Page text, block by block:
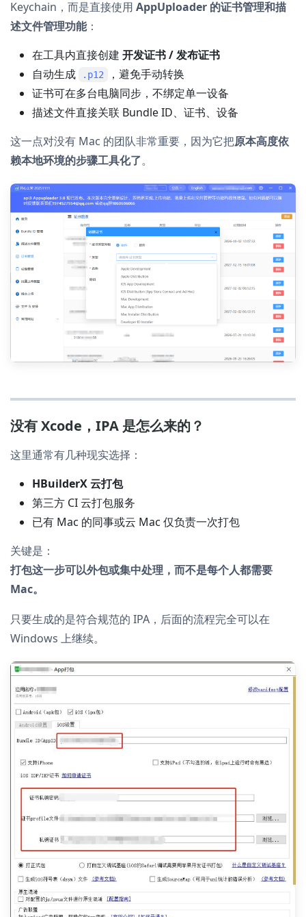
Keychain，而是直接使用 AppUploader 的证书管理和描
述文件管理功能：
在工具内直接创建 开发证书 / 发布证书
自动生成
.p12
，避免手动转换
证书可在多台电脑同步，不绑定单一设备
描述文件直接关联 Bundle ID、证书、设备
这一点对没有 Mac 的团队非常重要，因为它把原本高度依
赖本地环境的步骤工具化了。
没有 Xcode，IPA 是怎么来的？
这里通常有几种现实选择：
HBuilderX 云打包
第三方 CI 云打包服务
已有 Mac 的同事或云 Mac 仅负责一次打包
关键是：
打包这一步可以外包或集中处理，而不是每个人都需要
Mac。
只要生成的是符合规范的 IPA，后面的流程完全可以在
Windows 上继续。